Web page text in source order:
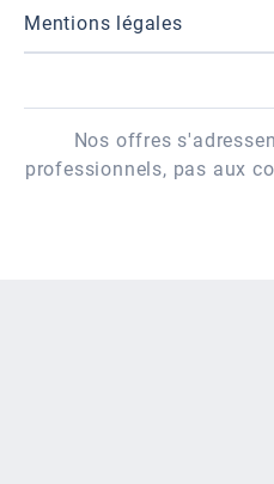
Mentions légales
Nos offres
professionnels, pas aux